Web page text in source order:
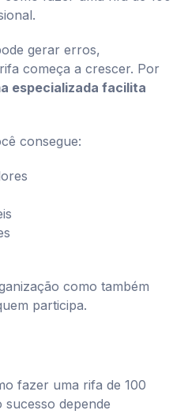
gerar erros,
começa a crescer. Por
especializada facilita
consegue:
como também
participa.
fazer uma rifa de 100
depende